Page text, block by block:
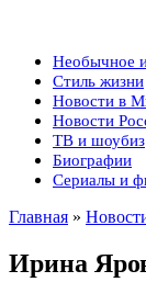
Необычное
Стиль жизни
Новости в
Новости
ТВ и шоубиз
Биографии
Сериалы и
Главная »
Ирина